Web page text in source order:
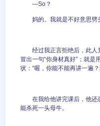
—So？
妈的。我就是不好意思劈
经过我正言拒绝后，此
冒出一句“你身材真好”；就
状：“喔，你能不能再讲一遍
在我给他讲完课后，他还
能杀死一头母牛。